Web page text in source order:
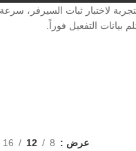
التجربة لاختبار ثبات السيرفر،
عرض 8
12
16